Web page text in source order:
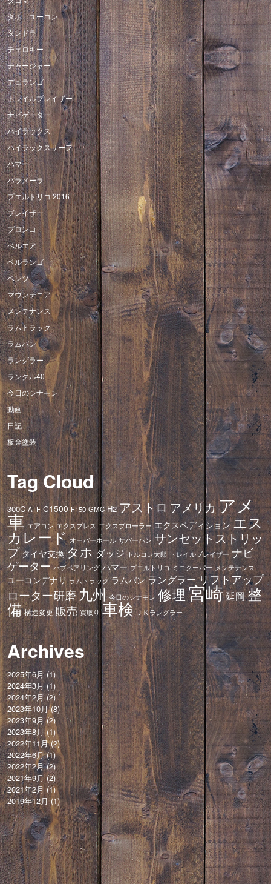
タホ ユーコン
タンドラ
チェロキー
チャージャー
デュランゴ
トレイルブレイザー
ナビゲーター
ハイラックス
ハイラックスサーフ
ハマー
パラメーラ
プエルトリコ 2016
ブレイザー
ブロンコ
ベルエア
ベルランゴ
ベンツ
マウンテニア
メンテナンス
ラムトラック
ラムバン
ラングラー
ランクル40
今日のシナモン
動画
日記
板金塗装
Tag Cloud
300C ATF C1500 F150 GMC H2 アストロ アメリカアメ
車 エアコン エクスプレス エクスプローラー エクスペディション エス
カレード オーバーホール サバーバン サンセットストリッ
プ タイヤ交換タホ ダッジ トルコン太郎 トレイルブレイザー ナビ
ゲーター ハブベアリング ハマー プエルトリコ ミニクーパー メンテナンス
ユーコンデナリ ラムトラック ラムバン ラングラー リフトアップ
ローター研磨九州 今日のシナモン 修理宮崎延岡整
備 構造変更 販売 買取り 車検 ＪＫラングラー
Archives
2025年6月(1)
2024年3月(1)
2024年2月(2)
2023年10月(8)
2023年9月(2)
2023年8月(1)
2022年11月(2)
2022年6月(1)
2022年2月(2)
2021年9月(2)
2021年2月 (1)
2019年12月(1)